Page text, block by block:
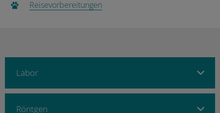
Reisevorbereitungen
Labor
Röntgen